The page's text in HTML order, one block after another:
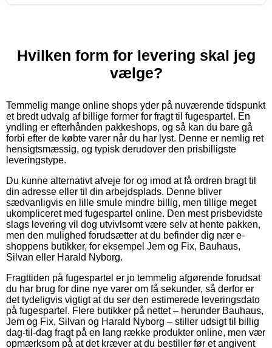
Hvilken form for levering skal jeg
vælge?
Temmelig mange online shops yder på nuværende tidspunkt
et bredt udvalg af billige former for fragt til fugespartel. En
yndling er efterhånden pakkeshops, og så kan du bare gå
forbi efter de købte varer når du har lyst. Denne er nemlig ret
hensigtsmæssig, og typisk derudover den prisbilligste
leveringstype.
Du kunne alternativt afveje for og imod at få ordren bragt til
din adresse eller til din arbejdsplads. Denne bliver
sædvanligvis en lille smule mindre billig, men tillige meget
ukompliceret med fugespartel online. Den mest prisbevidste
slags levering vil dog utvivlsomt være selv at hente pakken,
men den mulighed forudsætter at du befinder dig nær e-
shoppens butikker, for eksempel Jem og Fix, Bauhaus,
Silvan eller Harald Nyborg.
Fragttiden på fugespartel er jo temmelig afgørende forudsat
du har brug for dine nye varer om få sekunder, så derfor er
det tydeligvis vigtigt at du ser den estimerede leveringsdato
på fugespartel. Flere butikker på nettet – herunder Bauhaus,
Jem og Fix, Silvan og Harald Nyborg – stiller udsigt til billig
dag-til-dag fragt på en lang række produkter online, men vær
opmærksom på at det kræver at du bestiller før et angivent